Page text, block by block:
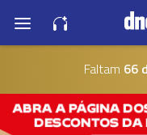
Faltam 66